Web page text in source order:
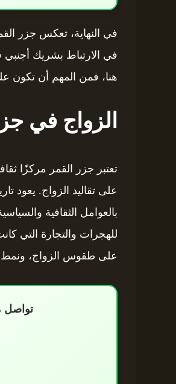
في النهاية، تعكس جزر
في الارتباط بشريك أجنبي
هنا، فمن المهم أن تكون
الزواج في
تعتبر جزر القمر مركزًا
على تقاليد الزواج. يعود
بالعوامل الثقافية
للهجرات والتجارة التي
على طقوس الزواج، ونمط
تواصل